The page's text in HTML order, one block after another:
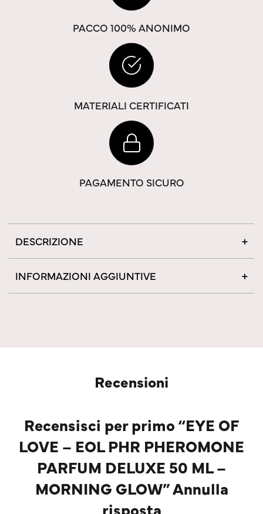
PACCO 100% ANONIMO
MATERIALI CERTIFICATI
PAGAMENTO SICURO
DESCRIZIONE
INFORMAZIONI AGGIUNTIVE
Recensioni
Recensisci per primo “EYE OF
LOVE – EOL PHR PHEROMONE
PARFUM DELUXE 50 ML –
MORNING GLOW” Annulla
risposta